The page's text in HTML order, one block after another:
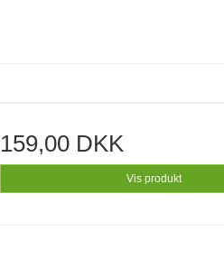
159,00 DKK
Vis produkt